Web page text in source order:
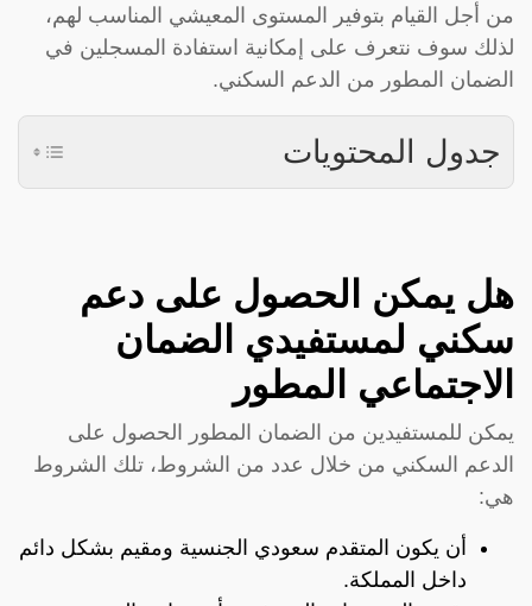
من أجل القيام بتوفير المستوى المعيشي المناسب لهم،
لذلك سوف نتعرف على إمكانية استفادة المسجلين في
الضمان المطور من الدعم السكني.
جدول المحتويات
هل يمكن الحصول على دعم
سكني لمستفيدي الضمان
الاجتماعي المطور
يمكن للمستفيدين من الضمان المطور الحصول على
الدعم السكني من خلال عدد من الشروط، تلك الشروط
هي:
أن يكون المتقدم سعودي الجنسية ومقيم بشكل دائم
داخل المملكة.